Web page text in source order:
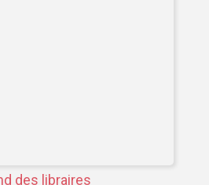
des libraires